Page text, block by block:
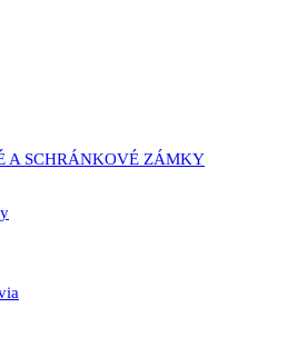
A SCHRÁNKOVÉ ZÁMKY